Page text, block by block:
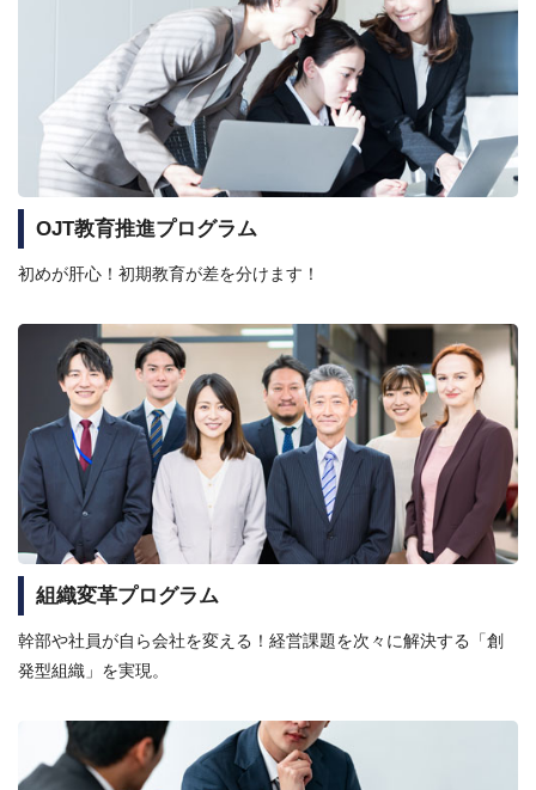
OJT教育推進プログラム
初めが肝心！初期教育が差を分けます！
組織変革プログラム
幹部や社員が自ら会社を変える！経営課題を次々に解決する「創
発型組織」を実現。